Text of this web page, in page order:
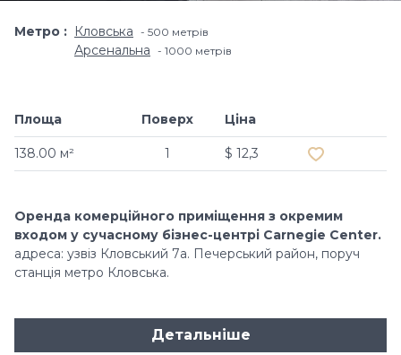
Метро Кловська 500 метрів
Арсенальна 1000 метрів
Площа
138.00 м²
Поверх
1
Ціна
$ 12,3
Оренда комерційного приміщення з окремим
входом у сучасному бізнес-центрі Carnegie Center.
адреса: узвіз Кловський 7а. Печерський район, поруч
станція метро Кловська.
Детальніше